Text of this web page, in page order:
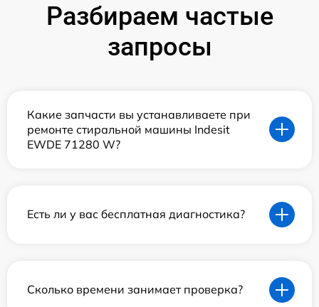
Разбираем частые
запросы
Какие запчасти вы устанавливаете при
ремонте стиральной машины Indesit
EWDE 71280 W?
Есть ли у вас бесплатная диагностика?
Сколько времени занимает проверка?